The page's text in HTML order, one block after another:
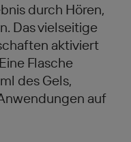
durch Hören,
Das vielseitige
aktiviert
Flasche
des Gels,
auf